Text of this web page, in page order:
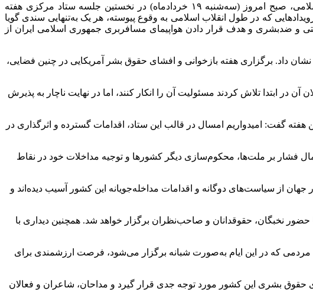
به گزارش خبرنگار مهر، حجت‌الاسلام سیدمحمدرضا میرتاج‌الدینی، معاون مراسم و استان‌های شورای هماهنگی تبلیغات اسلامی، صبح امروز (سه‌شنبه ۱۹ خردادماه) در نخستین جلسه ستاد مرکزی هفته
که در طول انقلاب اسلامی به وقوع پیوسته، هر یک به‌تنهایی سندی گویا
و ضدبشری و هدف قرار دادن هواپیمای مسافربری جمهوری اسلامی ایران از
داد. برگزاری هفته بازخوانی و افشای حقوق بشر آمریکایی در چنین فضایی،
آن در ابتدا تلاش کردند مسئولیت آن را انکار کنند، اما در نهایت ناچار به پذیرش
گفت: امیدواریم امسال در قالب این ستاد، اقدامات گسترده و اثرگذاری در
فشار بر ملت‌ها، محکوم‌سازی دیگر کشورها و توجیه مداخلات خود در نقاط
از سیاست‌های دوگانه و اقدامات مداخله‌جویانه این کشور آسیب دیده‌اند و
نخبگان، حقوقدانان و صاحب‌نظران برگزار خواهد شد. همچنین دیداری با
که در این ایام به‌صورت شبانه برگزار می‌شود، فرصت ارزشمندی برای
حقوق بشری این کشور مورد توجه جدی قرار گیرد و مداحان، شاعران و فعالان